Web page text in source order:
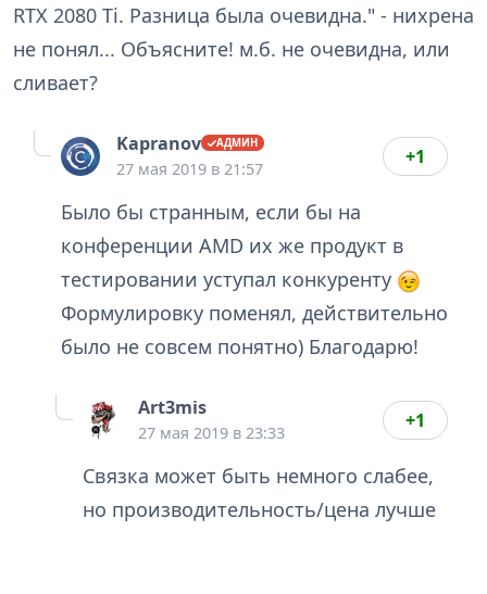
RTX 2080 Ti. Разница была очевидна." - нихрена
не понял... Объясните! м.б. не очевидна, или
сливает?
Kapranov
27 мая 2019 в 21:57
+1
Было бы странным, если бы на
конференции AMD их же продукт в
тестировании уступал конкуренту
Формулировку поменял, действительно
было не совсем понятно) Благодарю!
Art3mis
27 мая 2019 в 23:33
+1
Связка может быть немного слабее,
но производительность/цена лучше